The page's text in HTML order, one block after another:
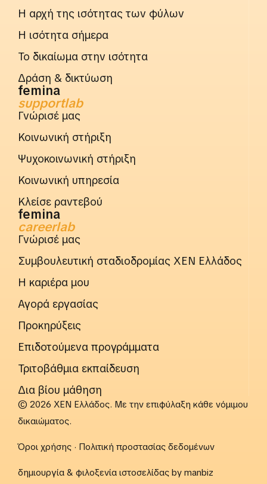
Η αρχή της ισότητας των φύλων
Η ισότητα σήμερα
Το δικαίωμα στην ισότητα
Δράση & δικτύωση
femina
supportlab
Γνώρισέ μας
Κοινωνική στήριξη
Ψυχοκοινωνική στήριξη
Κοινωνική υπηρεσία
Κλείσε ραντεβού
femina
careerlab
Γνώρισέ μας
Συμβουλευτική σταδιοδρομίας ΧΕΝ Ελλάδος
Η καριέρα μου
Αγορά εργασίας
Προκηρύξεις
Επιδοτούμενα προγράμματα
Τριτοβάθμια εκπαίδευση
Δια βίου μάθηση
© 2026 ΧΕΝ Ελλάδος. Με την επιφύλαξη κάθε νόμιμου
δικαιώματος.
Όροι χρήσης · Πολιτική προστασίας δεδομένων
δημιουργία & φιλοξενία ιστοσελίδας by manbiz